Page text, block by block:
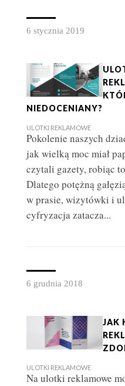
6 stycznia 2019
NIEDOCENIANY?
ULOTKI REKLAMOWE
Pokolenie naszych
jak wielką moc miał
czytali gazety, robiąc
Dlatego potężną
w prasie, wizytówki i
cyfryzacja zatacza...
6 grudnia 2018
JAK
ULOTKI REKLAMOWE
Na ulotki reklamowe
WADY I ZALETY